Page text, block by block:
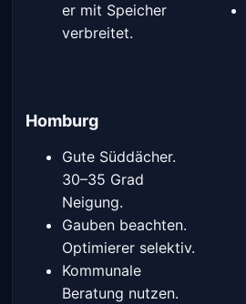
er mit Speicher
verbreitet.
Homburg
Gute Süddächer.
30–35 Grad
Neigung.
Gauben beachten.
Optimierer selektiv.
Kommunale
Beratung nutzen.